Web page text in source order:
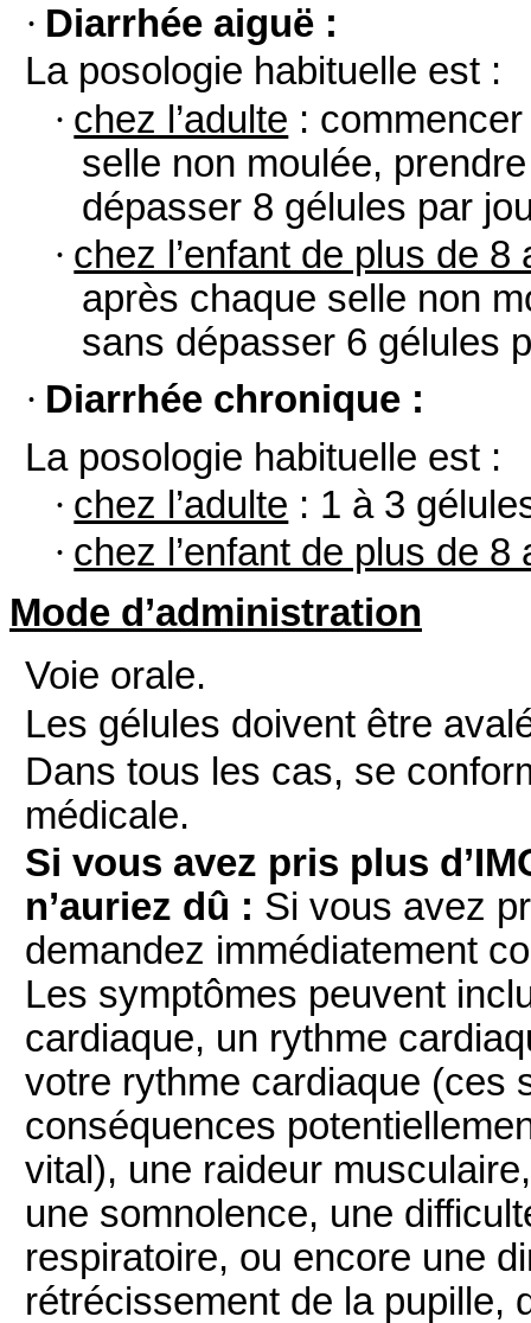
· Diarrhée aiguë :
La posologie habituelle est :
· chez l’adulte :
selle non moulée,
dépasser 8 gélules par
· chez l’enfant de plus de 8
après chaque selle non
sans dépasser 6 gélules
· Diarrhée chronique :
La posologie habituelle est :
· chez l’adulte : 1 à 3
· chez l’enfant de plus de 8
Mode d’administration
Voie orale.
Les gélules doivent être
Dans tous les cas, se
médicale.
Si vous avez pris plus
n’auriez dû : Si vous avez
demandez immédiatement
Les symptômes peuvent
cardiaque, un rythme
votre rythme cardiaque (ces
conséquences
vital), une raideur
une somnolence, une
respiratoire, ou encore une
rétrécissement de la pupille,